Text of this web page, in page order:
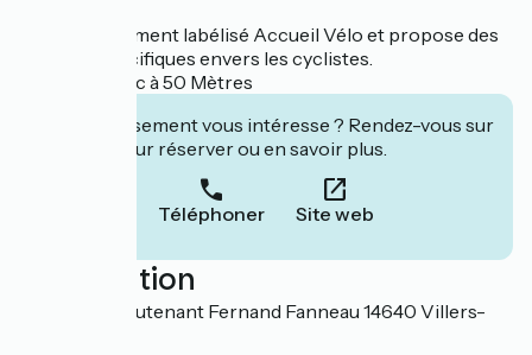
Cet établissement labélisé Accueil Vélo et propose des
services spécifiques envers les cyclistes.
Parking public à 50 Mètres
Cet établissement vous intéresse ? Rendez-vous sur
leur site pour réserver ou en savoir plus.
Téléphoner Site web
Localisation
29 Rue du Lieutenant Fernand Fanneau 14640 Villers-